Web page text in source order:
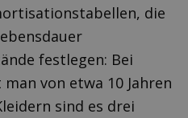
die
festlegen: Bei
von etwa 10 Jahren
sind es drei